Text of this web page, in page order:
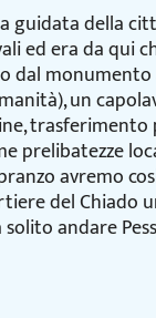
della
era da qui
un
prelibatezze
avremo
del Chiado
andare